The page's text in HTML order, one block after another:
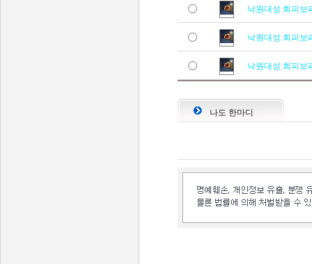
낙원대성 회피보
낙원대성 회피보
낙원대성 회피보
나도 한마디